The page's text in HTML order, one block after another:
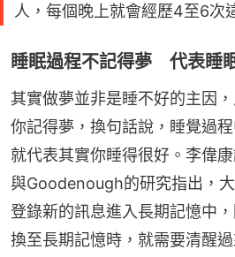
人，每個晚上就會經歷4至6次
睡眠過程不記得夢 代表睡
其實做夢並非是睡不好的主因
你記得夢，換句話說，睡覺過
就代表其實你睡得很好。李偉
與Goodenough的研究指出，
登錄新的訊息進入長期記憶中
換至長期記憶時，就需要清醒